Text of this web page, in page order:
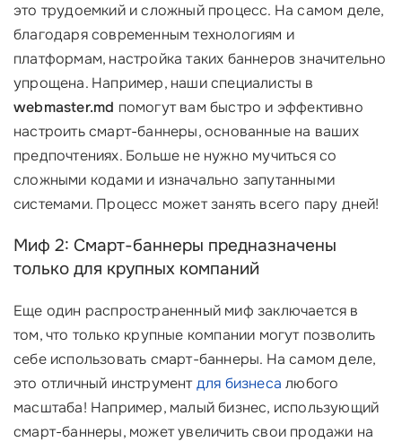
это трудоемкий и сложный процесс. На самом деле,
благодаря современным технологиям и
платформам, настройка таких баннеров значительно
упрощена. Например, наши специалисты в
webmaster.md помогут вам быстро и эффективно
настроить смарт-баннеры, основанные на ваших
предпочтениях. Больше не нужно мучиться со
сложными кодами и изначально запутанными
системами. Процесс может занять всего пару дней!
Миф 2: Смарт-баннеры предназначены
только для крупных компаний
Еще один распространенный миф заключается в
том, что только крупные компании могут позволить
себе использовать смарт-баннеры. На самом деле,
это отличный инструментдля бизнеса любого
масштаба! Например, малый бизнес, использующий
смарт-баннеры, может увеличить свои продажи на